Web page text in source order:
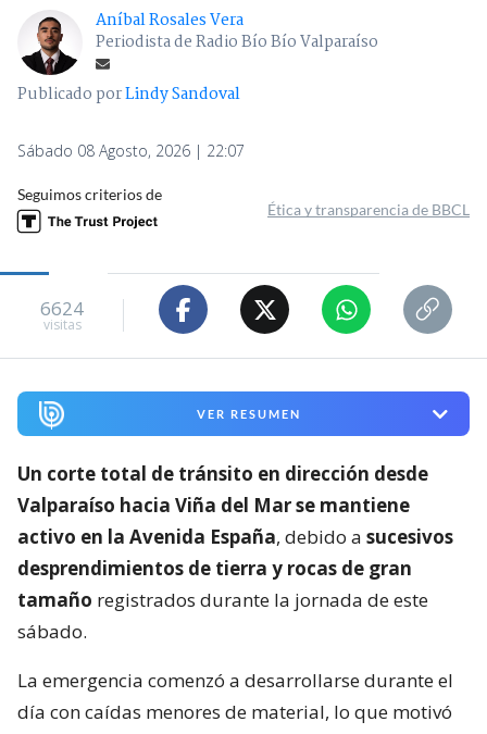
Aníbal Rosales Vera
Periodista de Radio Bío Bío Valparaíso
Publicado porLindy Sandoval
Sábado 08 Agosto, 2026 | 22:07
Seguimos criterios de
Ética y transparencia de BBCL
6624
visitas
VER RESUMEN
Un corte total de tránsito en dirección desde
Valparaíso hacia Viña del Mar se mantiene
activo en la Avenida España, debido a sucesivos
desprendimientos de tierra y rocas de gran
tamaño registrados durante la jornada de este
sábado.
La emergencia comenzó a desarrollarse durante el
día con caídas menores de material, lo que motivó